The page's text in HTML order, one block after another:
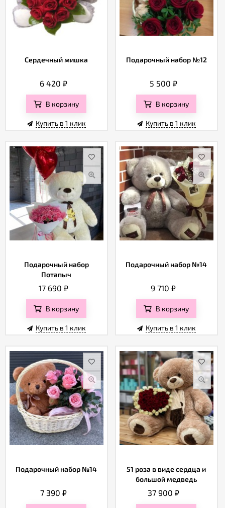
Сердечный мишка
6 420 ₽
В корзину
Купить в 1 клик
Подарочный набор №12
5 500 ₽
В корзину
Купить в 1 клик
Подарочный набор
Потапыч
17 690 ₽
В корзину
Купить в 1 клик
Подарочный набор №14
9 710₽
В корзину
Купить в 1 клик
Подарочный набор №14
7 390 ₽
51 роза в виде сердца и
большой медведь
37 900 ₽